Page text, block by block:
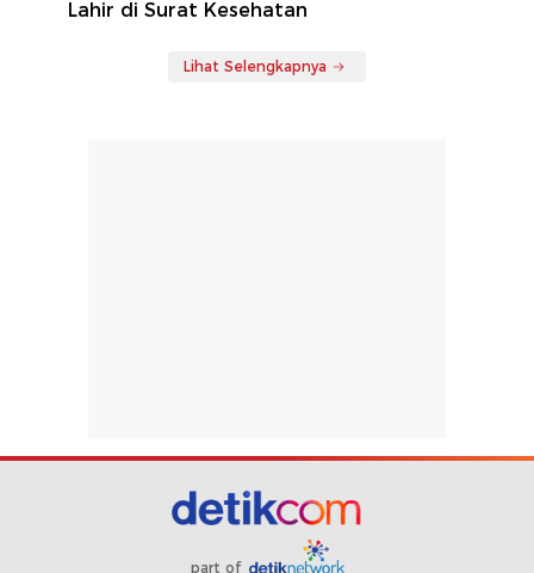
Lahir di Surat Kesehatan
Lihat Selengkapnya
part of